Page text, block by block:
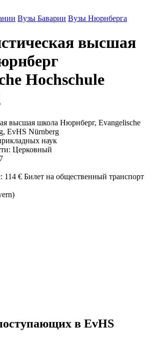
Вузы Баварии Вузы Нюрнберга
высшая
Hochschule
наук
: Церковный
: 114 € Билет на общественный транспорт
в EvHS